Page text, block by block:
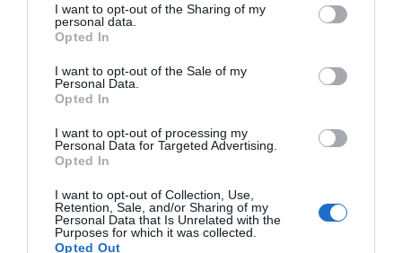
not limited to your visit or usage behaviour. You may click to
grant or deny consent to Google and its third-party tags to
use your data for below specified purposes in below Google
consent section.
I want to opt-out of the Sharing of my
personal data.
Opted In
I want to opt-out of the Sale of my
Personal Data.
Opted In
I want to opt-out of processing my
Personal Data for Targeted Advertising.
Opted In
I want to opt-out of Collection, Use,
Retention, Sale, and/or Sharing of my
Personal Data that Is Unrelated with the
Purposes for which it was collected.
Opted Out
2026-08-09.